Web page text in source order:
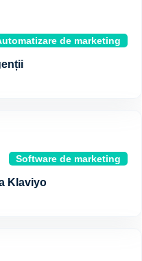
de marketing
Software de marketing
Klaviyo